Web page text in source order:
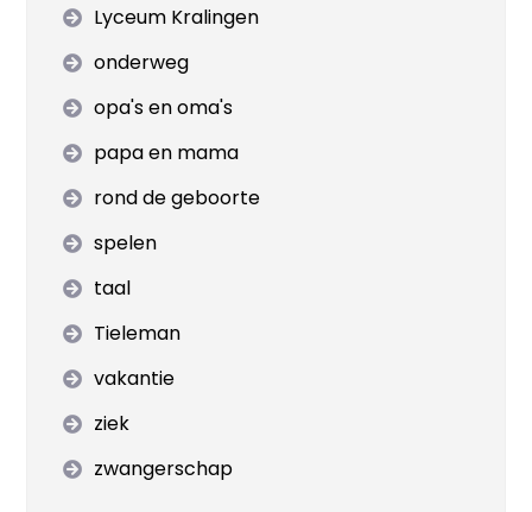
Lyceum Kralingen
onderweg
opa's en oma's
papa en mama
rond de geboorte
spelen
taal
Tieleman
vakantie
ziek
zwangerschap